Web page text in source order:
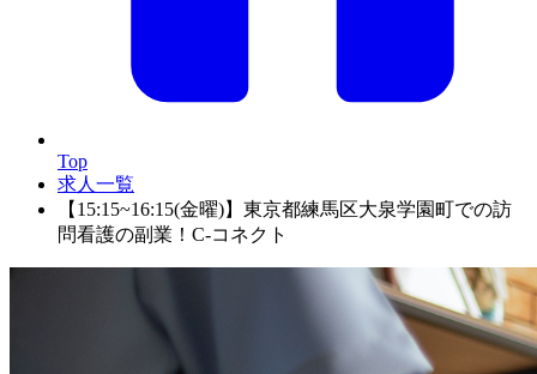
Top
求人一覧
【15:15~16:15(金曜)】東京都練馬区大泉学園町での訪
問看護の副業！C-コネクト